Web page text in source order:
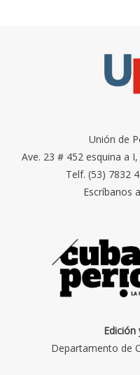
Unión de
Ave. 23 # 452 esquina a
Telf. (53) 7832
Escríbanos a
Edición
Departamento de